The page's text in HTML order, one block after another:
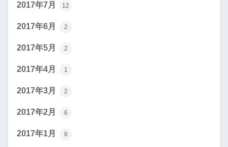
2017年7月 12
2017年6月 2
2017年5月 2
2017年4月 1
2017年3月 2
2017年2月 6
2017年1月 8